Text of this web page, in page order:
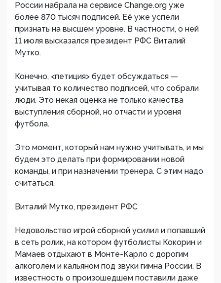
России набрала на сервисе Change.org уже
более 870 тысяч подписей. Её уже успели
признать на высшем уровне. В частности, о ней
11 июля высказался президент РФС Виталий
Мутко.
Конечно, <петиция> будет обсуждаться —
учитывая то количество подписей, что собрали
люди. Это некая оценка не только качества
выступления сборной, но отчасти и уровня
футбола.
Это момент, который нам нужно учитывать, и мы
будем это делать при формировании новой
команды, и при назначении тренера. С этим надо
считаться.
Виталий Мутко, президент РФС
Недовольство игрой сборной усилил и попавший
в сеть ролик, на котором футболисты Кокорин и
Мамаев отдыхают в Монте-Карло с дорогим
алкоголем и кальяном под звуки гимна России. В
известность о произошедшем поставили даже